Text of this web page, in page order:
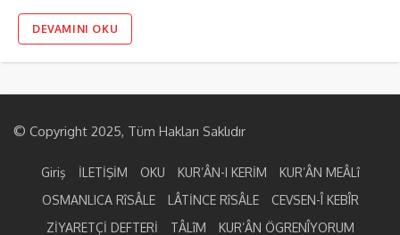
DEVAMINI OKU
© Copyright 2025, Tüm Hakları Saklıdır
Giriş İLETİŞİM OKU KUR’ÂN-I KERİM
KUR’ÂN MEÂLî
OSMANLICA RîSÂLE
LÂTİNCE RîSÂLE
CEVSEN-Î KEBÎR
ZİYARETÇİ DEFTERİ
TÂLîM KUR’ÂN ÖGRENÎYORUM